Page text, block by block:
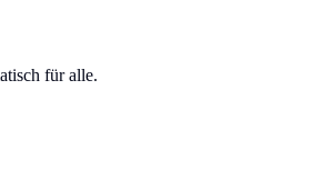
für alle.